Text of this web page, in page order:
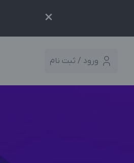
×
ورود / ثبت نام